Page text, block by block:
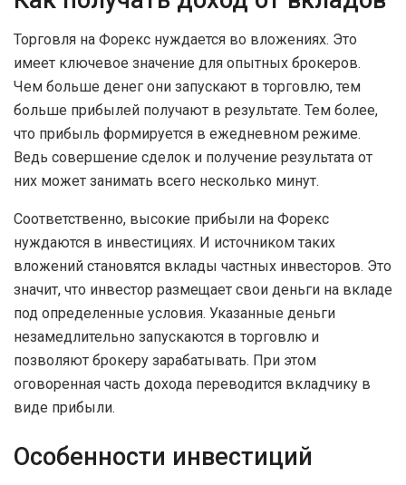
Торговля на Форекс нуждается во вложениях. Это
имеет ключевое значение для опытных брокеров.
Чем больше денег они запускают в торговлю, тем
больше прибылей получают в результате. Тем более,
что прибыль формируется в ежедневном режиме.
Ведь совершение сделок и получение результата от
них может занимать всего несколько минут.
Соответственно, высокие прибыли на Форекс
нуждаются в инвестициях. И источником таких
вложений становятся вклады частных инвесторов. Это
значит, что инвестор размещает свои деньги на вкладе
под определенные условия. Указанные деньги
незамедлительно запускаются в торговлю и
позволяют брокеру зарабатывать. При этом
оговоренная часть дохода переводится вкладчику в
виде прибыли.
Особенности инвестиций